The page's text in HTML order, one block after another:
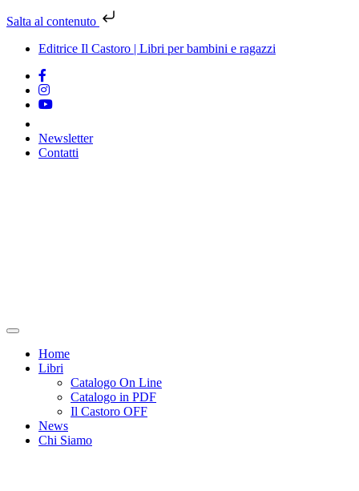
Salta al contenuto
Editrice Il Castoro | Libri per bambini e ragazzi
Newsletter
Contatti
Home
Libri
Catalogo On Line
Catalogo in PDF
Il Castoro OFF
News
Chi Siamo